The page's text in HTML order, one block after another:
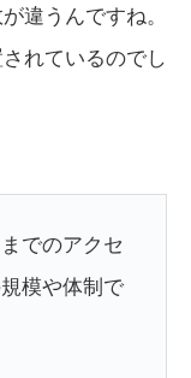
違うんですね。
れているのでし
でのアクセ
模や体制で